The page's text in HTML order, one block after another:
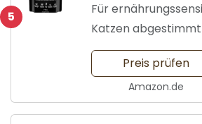
5
Für
Katzen abgestimmt
Preis prüfen
Amazon.de